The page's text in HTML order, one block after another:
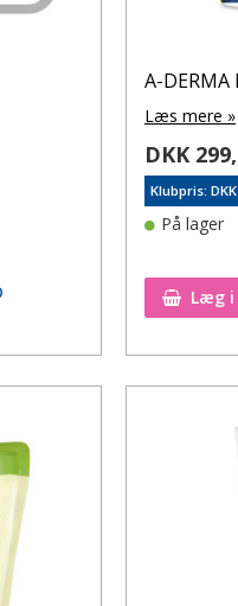
Tilføj til ønskeseddel
A-DERMA
Læs mere »
DKK
Klubpris:
På lager
Læg i